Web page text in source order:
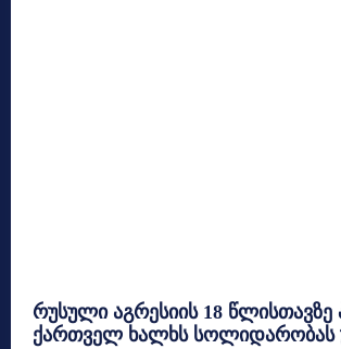
რუსული აგრესიის 18
ქართველ ხალხს სოლიდარობას